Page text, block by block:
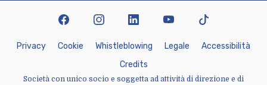
Privacy Cookie Whistleblowing Legale Accessibilità
Credits
Società con unico socio e soggetta ad attività di direzione e di
facebookinstagram linkedin youtubetiktok